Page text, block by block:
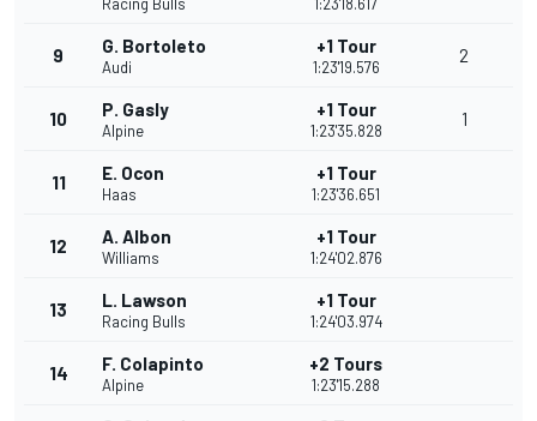
9 G. Bortoleto
Audi
+1 Tour
1:23'19.576
2
10 P. Gasly
Alpine
+1 Tour
1:23'35.828
1
11 E. Ocon
Haas
+1 Tour
1:23'36.651
12 A. Albon
Williams
+1 Tour
1:24'02.876
13 L. Lawson
Racing Bulls
+1 Tour
1:24'03.974
14 F. Colapinto
Alpine
+2 Tours
1:23'15.288